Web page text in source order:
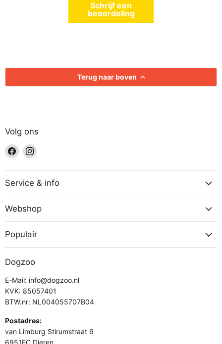
Schrijf een
beoordeling
Terug naar boven
Volg ons
Vind
ons
op
Facebook
Vind
op
Instagram
Service & info
Webshop
Populair
Dogzoo
E-Mail: info@dogzoo.nl
KVK: 85057401
BTW.nr: NL004055707B04
Postadres:
van Limburg Stirumstraat 6